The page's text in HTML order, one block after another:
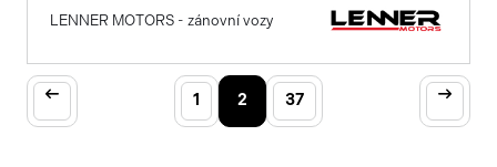
LENNER MOTORS - zánovní vozy
1 2 37